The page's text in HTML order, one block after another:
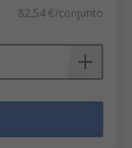
82,54 €/conjunto